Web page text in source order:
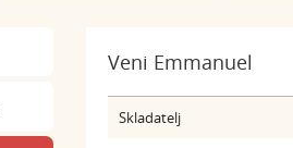
Veni Emmanuel
Skladatelj